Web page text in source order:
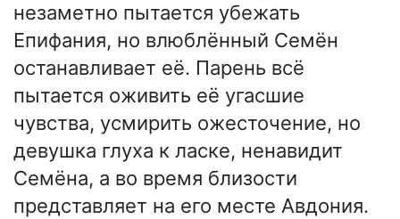
незаметно пытается убежать
Епифания, но влюблённый Семён
останавливает её. Парень всё
пытается оживить её угасшие
чувства, усмирить ожесточение, но
девушка глуха к ласке, ненавидит
Семёна, а во время близости
представляет на его месте Авдония.